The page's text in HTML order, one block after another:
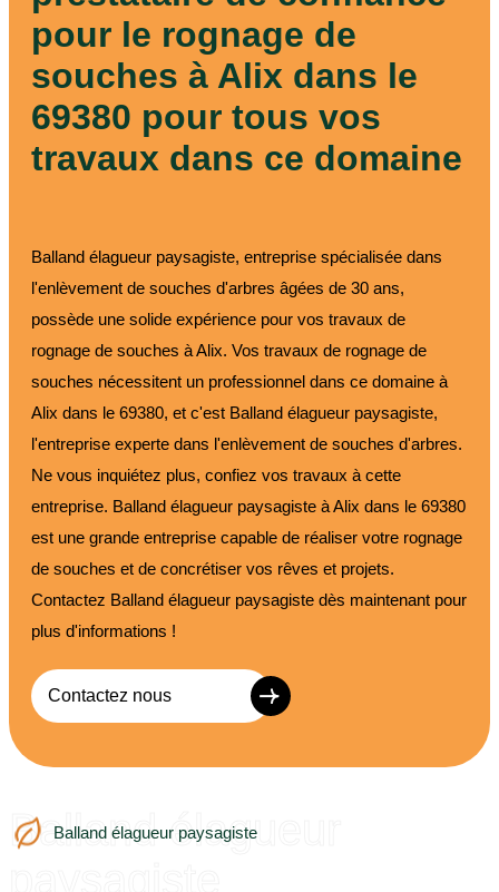
pour le rognage de
souches à Alix dans le
69380 pour tous vos
travaux dans ce domaine
Balland élagueur paysagiste, entreprise spécialisée dans
l'enlèvement de souches d'arbres âgées de 30 ans,
possède une solide expérience pour vos travaux de
rognage de souches à Alix. Vos travaux de rognage de
souches nécessitent un professionnel dans ce domaine à
Alix dans le 69380, et c'est Balland élagueur paysagiste,
l'entreprise experte dans l'enlèvement de souches d'arbres.
Ne vous inquiétez plus, confiez vos travaux à cette
entreprise. Balland élagueur paysagiste à Alix dans le 69380
est une grande entreprise capable de réaliser votre rognage
de souches et de concrétiser vos rêves et projets.
Contactez Balland élagueur paysagiste dès maintenant pour
plus d'informations !
Contactez nous
Balland élagueur paysagiste
Balland élagueur